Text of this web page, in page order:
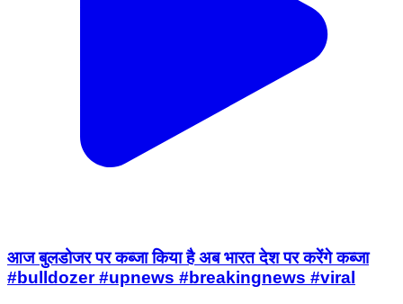
आज बुलडोजर पर कब्जा किया है अब भारत देश पर करेंगे कब्जा
#bulldozer #upnews #breakingnews #viral